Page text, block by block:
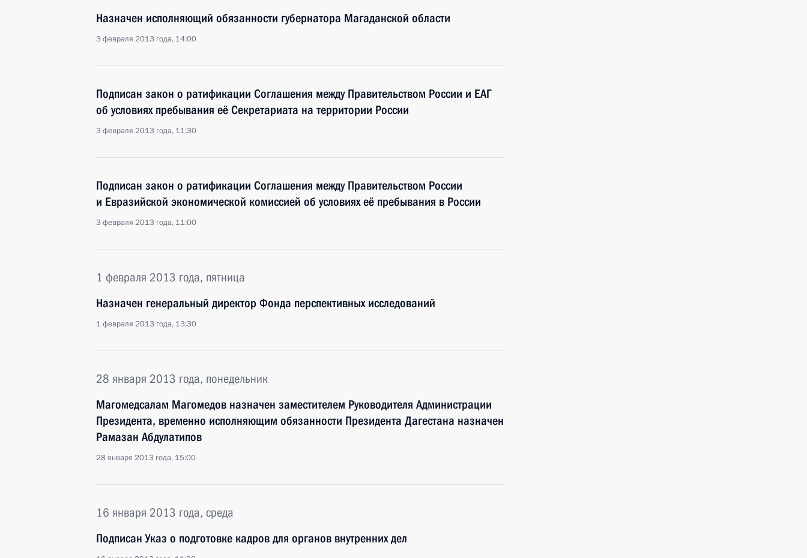
Назначен исполняющий обязанности губернатора Магаданской области
3 февраля 2013 года, 14:00
Подписан закон о ратификации Соглашения между Правительством России и ЕАГ
об условиях пребывания её Секретариата на территории России
3 февраля 2013 года, 11:30
Подписан закон о ратификации Соглашения между Правительством России
и Евразийской экономической комиссией об условиях её пребывания в России
3 февраля 2013 года, 11:00
1 февраля 2013 года, пятница
Назначен генеральный директор Фонда перспективных исследований
1 февраля 2013 года, 13:30
28 января 2013 года, понедельник
Магомедсалам Магомедов назначен заместителем Руководителя Администрации
Президента, временно исполняющим обязанности Президента Дагестана назначен
Рамазан Абдулатипов
28 января 2013 года, 15:00
16 января 2013 года, среда
Подписан Указ о подготовке кадров для органов внутренних дел